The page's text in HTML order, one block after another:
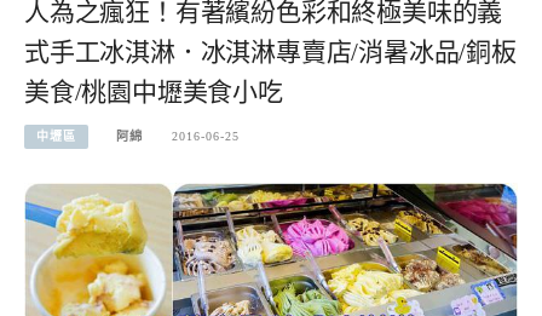
人為之瘋狂！有著繽紛色彩和終極美味的義
式手工冰淇淋．冰淇淋專賣店/消暑冰品/銅板
美食/桃園中壢美食小吃
中壢區 阿綿 2016-06-25